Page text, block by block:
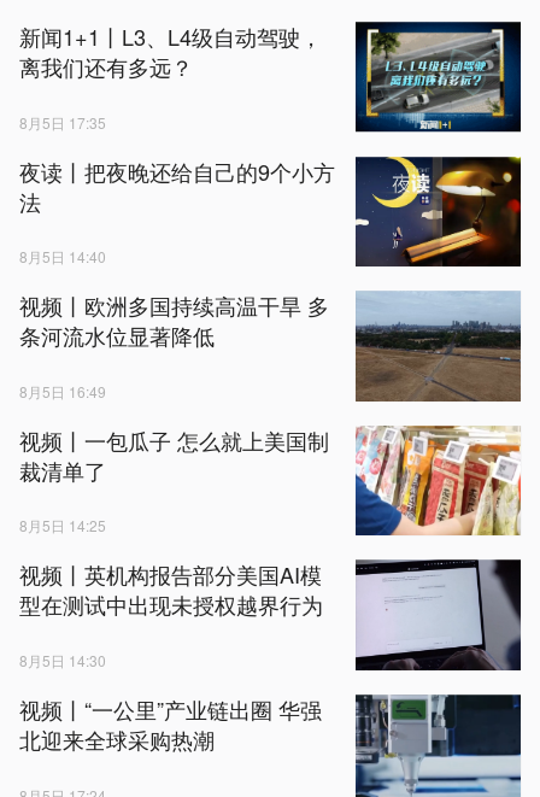
新闻1+1丨L3、L4级自动驾驶，
离我们还有多远？
8月5日 17:35
夜读丨把夜晚还给自己的9个小方
法
8月5日 14:40
视频丨欧洲多国持续高温干旱 多
条河流水位显著降低
8月5日 16:49
视频丨一包瓜子 怎么就上美国制
裁清单了
8月5日 14:25
视频丨英机构报告部分美国AI模
型在测试中出现未授权越界行为
8月5日 14:30
视频丨“一公里”产业链出圈 华强
北迎来全球采购热潮